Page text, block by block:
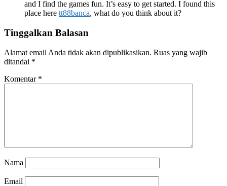
and I find the games fun. It’s easy to get started. I found this
place here tt88banca, what do you think about it?
Tinggalkan Balasan
Alamat email Anda tidak akan dipublikasikan. Ruas yang wajib
ditandai *
Komentar *
Nama
Email